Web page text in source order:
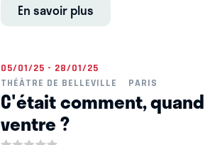
En savoir plus
05/01/25 - 28/01/25
THÉÂTRE DE BELLEVILLE
PARIS
C'était comment,
ventre ?